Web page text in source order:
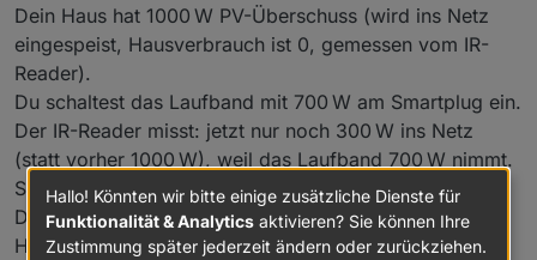
Dein Haus hat 1000 W PV-Überschuss (wird ins Netz
eingespeist, Hausverbrauch ist 0, gemessen vom IR-
Reader).
Du schaltest das Laufband mit 700 W am Smartplug ein.
Der IR-Reader misst: jetzt nur noch 300 W ins Netz
(statt vorher 1000 W), weil das Laufband 700 W nimmt.
Smartplug meldet: 700 W werden verbraucht.
Das Skript rechnet jetzt:
Hausverbrauch (300 W Bezug, weil 700 W weniger
Hallo! Könnten wir bitte einige zusätzliche Dienste für
Funktionalität & Analytics aktivieren? Sie können Ihre
Zustimmung später jederzeit ändern oder zurückziehen.